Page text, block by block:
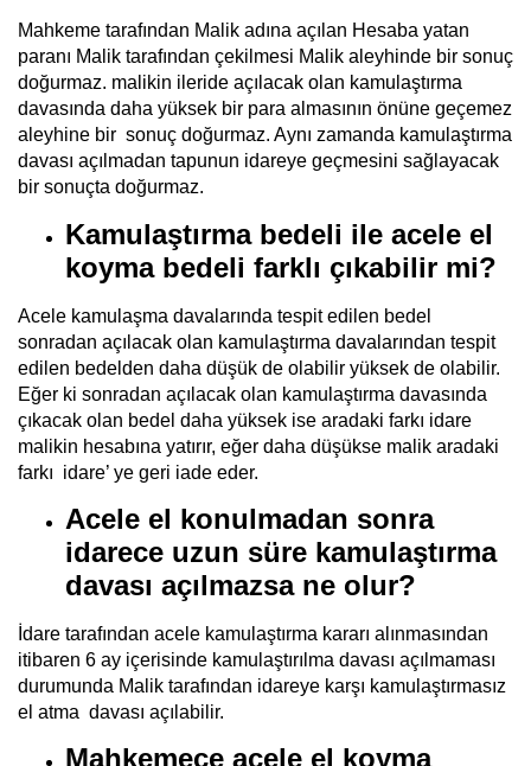
Mahkeme tarafından Malik adına açılan Hesaba yatan
paranı Malik tarafından çekilmesi Malik aleyhinde bir sonuç
doğurmaz. malikin ileride açılacak olan kamulaştırma
davasında daha yüksek bir para almasının önüne geçemez
aleyhine bir sonuç doğurmaz. Aynı zamanda kamulaştırma
davası açılmadan tapunun idareye geçmesini sağlayacak
bir sonuçta doğurmaz.
Kamulaştırma bedeli ile acele el
koyma bedeli farklı çıkabilir mi?
Acele kamulaşma davalarında tespit edilen bedel
sonradan açılacak olan kamulaştırma davalarından tespit
edilen bedelden daha düşük de olabilir yüksek de olabilir.
Eğer ki sonradan açılacak olan kamulaştırma davasında
çıkacak olan bedel daha yüksek ise aradaki farkı idare
malikin hesabına yatırır, eğer daha düşükse malik aradaki
farkı idare’ ye geri iade eder.
Acele el konulmadan sonra
idarece uzun süre kamulaştırma
davası açılmazsa ne olur?
İdare tarafından acele kamulaştırma kararı alınmasından
itibaren 6 ay içerisinde kamulaştırılma davası açılmaması
durumunda Malik tarafından idareye karşı kamulaştırmasız
el atma davası açılabilir.
Mahkemece acele el koyma